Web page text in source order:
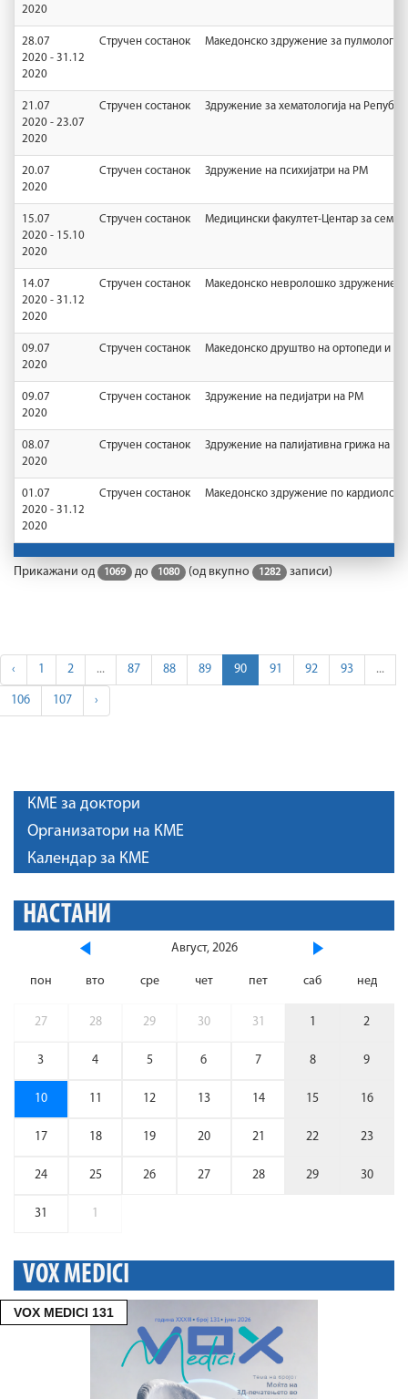
2020
28.07
2020 - 31.12
2020
Стручен состанок Македонско здружение за пулмологија
21.07
2020 - 23.07
2020
Стручен состанок Здружение за хематологија на
20.07
2020
Стручен состанок Здружение на психијатри на РМ
15.07
2020 - 15.10
2020
Стручен состанок Медицински факултет-Центар за
14.07
2020 - 31.12
2020
Стручен состанок Македонско невролошко здружение
09.07
2020
Стручен состанок Македонско друштво на ортопеди и
09.07
2020
Стручен состанок Здружение на педијатри на РМ
08.07
2020
Стручен состанок Здружение на палијативна грижа на РМ
01.07
2020 - 31.12
2020
Стручен состанок Македонско здружение по
Прикажани од 1069 до 1080 (од вкупно 1282 записи)
‹ 1 2 ... 87 88 89 90 91 92 93 ...
106 107 ›
КМЕ за доктори
Организатори на КМЕ
Календар за КМЕ
НАСТАНИ
Август, 2026
пон вто сре чет пет саб нед
27 28 29 30 31 1 2
3 4 5 6 7 8 9
10 11 12 13 14 15 16
17 18 19 20 21 22 23
24 25 26 27 28 29 30
31 1
VOX MEDICI
VOX MEDICI 131